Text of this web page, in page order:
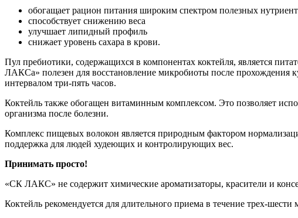
обогащает рацион питания широким спектром полезных
способствует снижению веса
улучшает липидный профиль
снижает уровень сахара в крови.
Пул пребиотики, содержащихся в компонентах коктейля, является
ЛАКСа» полезен для восстановление микробиоты после прохождения
интервалом три-пять часов.
Коктейль также обогащен витаминным комплексом. Это позволяет
организма после болезни.
Комплекс пищевых волокон является природным фактором
поддержка для людей худеющих и контролирующих вес.
Принимать просто!
«СК ЛАКС» не содержит химические ароматизаторы, красители и
Коктейль рекомендуется для длительного приема в течение трех-